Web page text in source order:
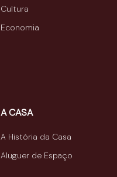
Cultura
Economia
A CASA
A História da Casa
Aluguer de Espaço